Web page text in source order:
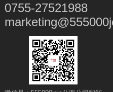
0755-27521988